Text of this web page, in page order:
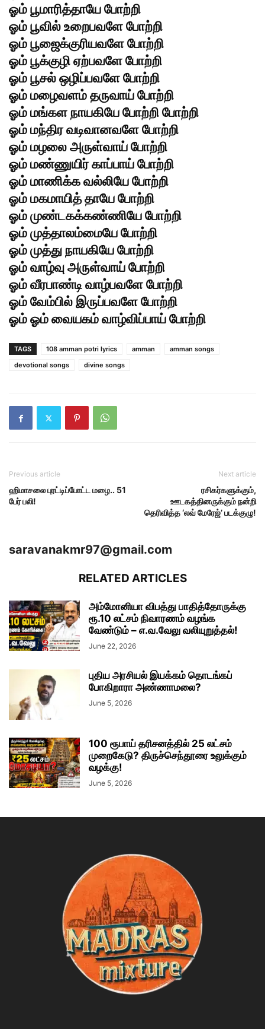
ஓம் பூமாரித்தாயே போற்றி
ஓம் பூவில் உறைபவளே போற்றி
ஓம் பூஜைக்குரியவளே போற்றி
ஓம் பூக்குழி ஏற்பவளே போற்றி
ஓம் பூசல் ஒழிப்பவளே போற்றி
ஓம் மழைவளம் தருவாய் போற்றி
ஓம் மங்கள நாயகியே போற்றி போற்றி
ஓம் மந்திர வடிவானவளே போற்றி
ஓம் மழலை அருள்வாய் போற்றி
ஓம் மண்ணுயிர் காப்பாய் போற்றி
ஓம் மாணிக்க வல்லியே போற்றி
ஓம் மகமாயித் தாயே போற்றி
ஓம் முண்டகக்கண்ணியே போற்றி
ஓம் முத்தாலம்மையே போற்றி
ஓம் முத்து நாயகியே போற்றி
ஓம் வாழ்வு அருள்வாய் போற்றி
ஓம் வீரபாண்டி வாழ்பவளே போற்றி
ஓம் வேம்பில் இருப்பவளே போற்றி
ஓம் ஓம் வையகம் வாழ்விப்பாய் போற்றி
TAGS 108 amman potri lyrics amman
amman songs
devotional songs
divine songs
Previous article
ஹிமாசலை புரட்டிப்போட்ட மழை.. 51
பேர் பலி!
Next article
ரசிகர்களுக்கும்,
ஊடகத்தினருக்கும் நன்றி
தெரிவித்த ‘லவ் மேரேஜ்’ படக்குழு!
saravanakmr97@gmail.com
RELATED ARTICLES
அம்மோனியா விபத்து பாதித்தோருக்கு
ரூ.10 லட்சம் நிவாரணம் வழங்க
வேண்டும் – எ.வ.வேலு வலியுறுத்தல்!
June 22, 2026
புதிய அரசியல் இயக்கம் தொடங்கப்
போகிறாரா அண்ணாமலை?
June 5, 2026
100 ரூபாய் தரிசனத்தில் 25 லட்சம்
முறைகேடு? திருச்செந்தூரை உலுக்கும்
வழக்கு!
June 5, 2026